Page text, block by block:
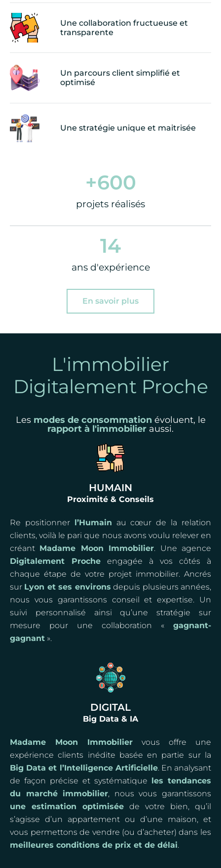
Une collaboration fructueuse et
transparente
Un parcours client simplifié et
optimisé
Une stratégie unique et maitrisée
projets réalisés
+600
ans d'expérience
14
En savoir plus
L'immobilier
Digitalement Proche
Les modes de consommationévoluent, le
rapport à l'immobilier aussi.
HUMAIN
Proximité & Conseils
Re positionner l’Humain au cœur de la relation
clients, voilà le pari que nous avons voulu relever en
créant Madame Moon Immobilier. Une agence
Digitalement Proche engagée à vos côtés à
chaque étape de votre projet immobilier. Ancrés
sur Lyon et ses environs depuis plusieurs années,
nous vous garantissons conseil et expertise. Un
suivi personnalisé ainsi qu’une stratégie sur
mesure pour une collaboration « gagnant-
gagnant ».
DIGITAL
Big Data & IA
Madame Moon Immobilier vous offre une
expérience clients inédite basée en partie sur la
Big Data et l’Intelligence Artificielle. En analysant
de façon précise et systématique les tendances
du marché immobilier, nous vous garantissons
une estimation optimisée de votre bien, qu’il
s’agisse d’un appartement ou d’une maison, et
vous permettons de vendre (ou d’acheter) dans les
meilleures conditions de prix et de délai.